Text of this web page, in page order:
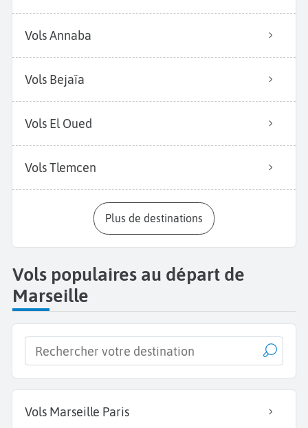
Vols Annaba
Vols Bejaïa
Vols El Oued
Vols Tlemcen
Plus de destinations
Vols populaires au départ de
Marseille
Vols Marseille Paris